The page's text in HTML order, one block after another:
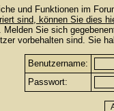
und Funktionen im
sind, können Sie dies
Sie sich
vorbehalten sind. Sie
Benutzername:
Passwort: